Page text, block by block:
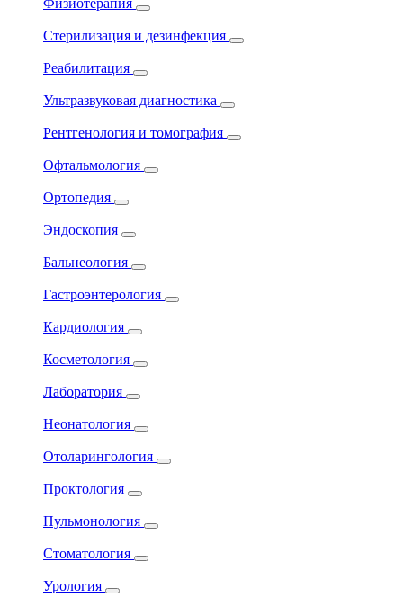
Физиотерапия
Стерилизация и дезинфекция
Реабилитация
Ультразвуковая диагностика
Рентгенология и томография
Офтальмология
Ортопедия
Эндоскопия
Бальнеология
Гастроэнтерология
Кардиология
Косметология
Лаборатория
Неонатология
Отоларингология
Проктология
Пульмонология
Стоматология
Урология